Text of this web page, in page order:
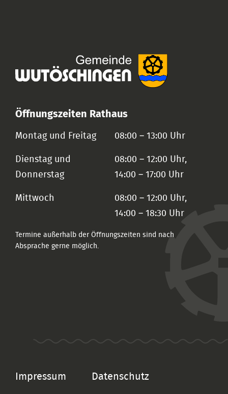
Öffnungszeiten Rathaus
Montag und Freitag 08:00 – 13:00 Uhr
Dienstag und
Donnerstag
08:00 – 12:00 Uhr,
14:00 – 17:00 Uhr
Mittwoch
08:00 – 12:00 Uhr,
14:00 – 18:30 Uhr
Termine außerhalb der Öffnungszeiten sind nach
Absprache gerne möglich.
Impressum Datenschutz